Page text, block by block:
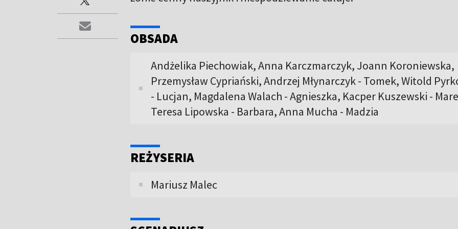
OBSADA
Andżelika Piechowiak, Anna Karczmarczyk, Joann Koroniewska,
Przemysław Cypriański, Andrzej Młynarczyk - Tomek, Witold
- Lucjan, Magdalena Walach - Agnieszka, Kacper Kuszewski -
Teresa Lipowska - Barbara, Anna Mucha - Madzia
REŻYSERIA
Mariusz Malec